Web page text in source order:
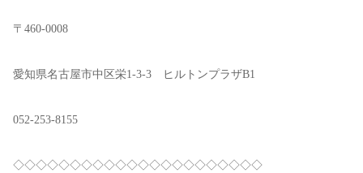
〒460-0008
愛知県名古屋市中区栄1-3-3 ヒルトンプラザB1
052-253-8155
◇◇◇◇◇◇◇◇◇◇◇◇◇◇◇◇◇◇◇◇◇◇